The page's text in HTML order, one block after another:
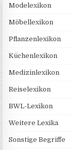
Modelexikon
Möbellexikon
Pflanzenlexikon
Küchenlexikon
Medizinlexikon
Reiselexikon
BWL-Lexikon
Weitere Lexika
Sonstige Begriffe